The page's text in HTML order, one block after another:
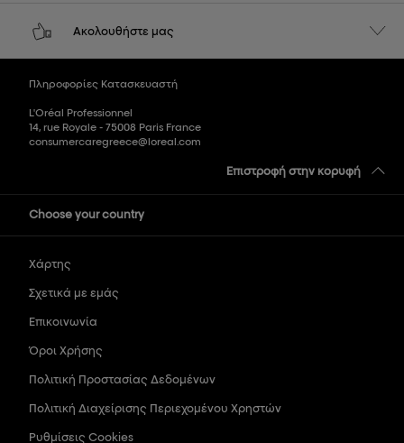
Ακολουθήστε μας
Πληροφορίες Κατασκευαστή
L'Oréal Professionnel
14, rue Royale - 75008 Paris France
consumercaregreece@loreal.com
Επιστροφή στην κορυφή
Choose your country
Χάρτης
Σχετικά με εμάς
Επικοινωνία
Όροι Χρήσης
Πολιτική Προστασίας Δεδομένων
Πολιτική Διαχείρισης Περιεχομένου Χρηστών
Ρυθμίσεις Cookies